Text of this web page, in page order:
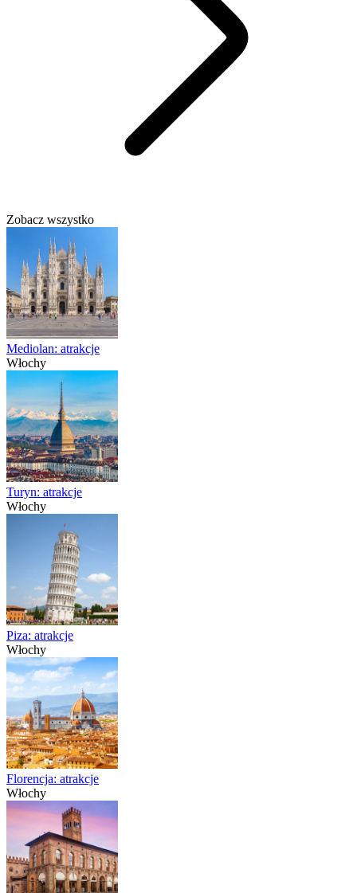
Zobacz wszystko
Mediolan: atrakcje
Włochy
Turyn: atrakcje
Włochy
Piza: atrakcje
Włochy
Florencja: atrakcje
Włochy